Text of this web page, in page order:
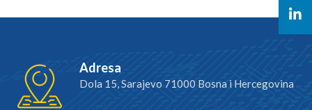
Adresa
Dola 15, Sarajevo 71000 Bosna i Hercegovina